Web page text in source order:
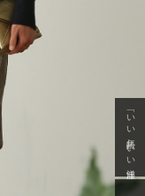
「いい年齢 いい洋服」